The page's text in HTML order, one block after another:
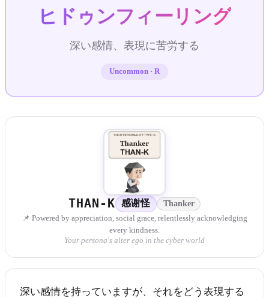
ヒドゥンフィーリング
深い感情、表現に苦労する
Uncommon · R
THAN-K 感谢怪 Thanker
📌 Powered by appreciation, social grace, relentlessly acknowledging
every kindness.
Your persona's alter ego in the cyber world
深い感情を持っていますが、それをどう表現する